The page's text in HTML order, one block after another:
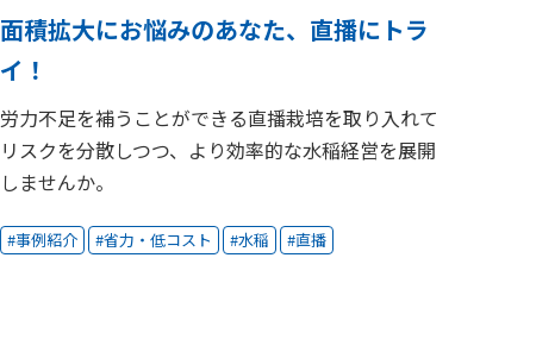
面積拡大にお悩みのあなた、直播にトラ
イ！
労力不足を補うことができる直播栽培を取り入れて
リスクを分散しつつ、より効率的な水稲経営を展開
しませんか。
事例紹介 省力・低コスト 水稲 直播